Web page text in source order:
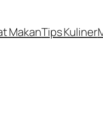
MakanTips Kuliner